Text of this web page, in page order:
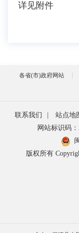
详见附件
各省(市)政府网站
联系我们 站点地
网站标识码：
版权所有